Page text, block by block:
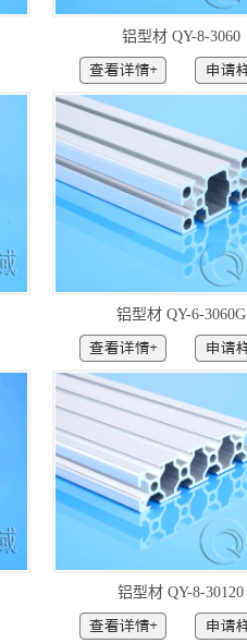
铝型材 QY-8-3060
铝型材 QY-6-3060G
铝型材 QY-8-30120